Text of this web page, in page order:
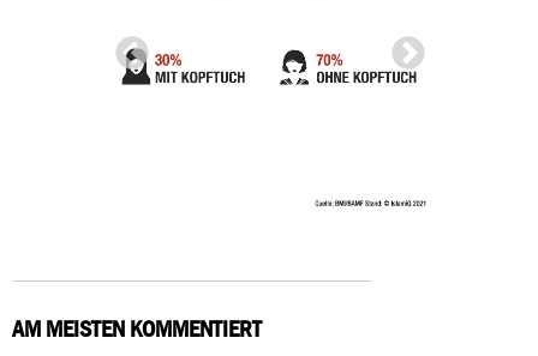
AM MEISTEN KOMMENTIERT